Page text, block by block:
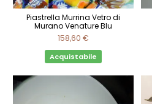
Piastrella Murrina Vetro di
Murano Venature Blu
158,60 €
Acquistabile